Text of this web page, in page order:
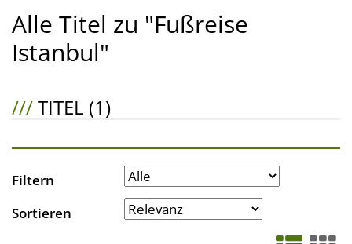
Alle Titel zu "Fußreise
Istanbul"
///TITEL (1)
Filtern
Sortieren